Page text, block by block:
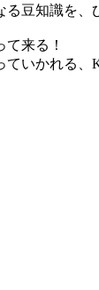
豆知識を、
来る！
いかれる、